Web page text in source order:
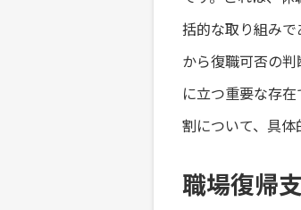
括的な取り組み
から復職可否の
に立つ重要な存
割について、具体
職場復帰